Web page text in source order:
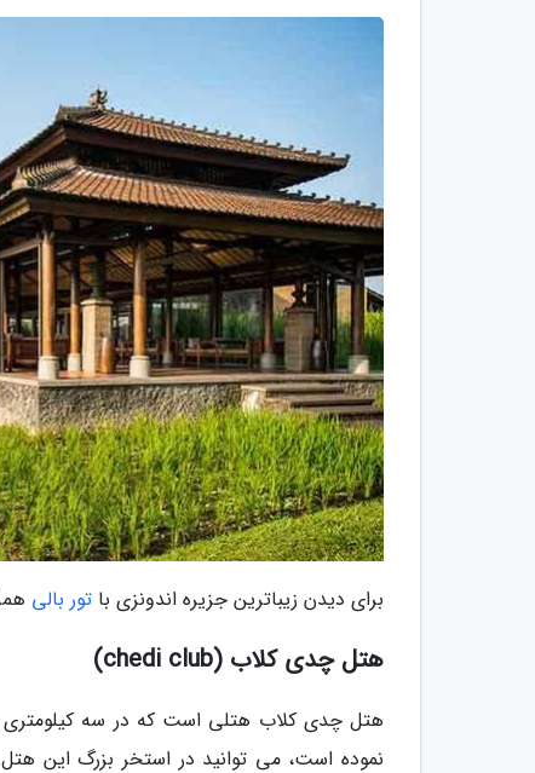
برای دیدن زیباترین جزیره اندونزی با تور بالی
هتل چدی کلاب (chedi club)
هتل چدی کلاب هتلی است که در سه کیلومتری
نموده است، می توانید در استخر بزرگ این